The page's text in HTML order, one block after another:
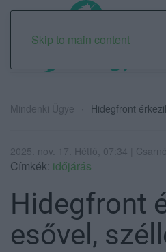
Skip to main content
Mindenki Ügye Hidegfront
2025. nov. 17. Hétfő, 07:34 |
Címkék: időjárás
Hidegfront
esővel,